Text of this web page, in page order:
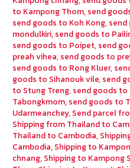
to Kampong Thom, send
send goods to Koh Kong,
mondulkiri, send goods to
send goods to Poipet, send
preah vihea, send goods to
send goods to Rong Kluer,
goods to Sihanouk vile, send
to Stung Treng, send goods to
Tabongkmom, send goods to
Udarmeanchey, Send parcel
Shipping from Thailand to
Thailand to Cambodia,
Cambodia, Shipping to
chnang, Shipping to Kampong